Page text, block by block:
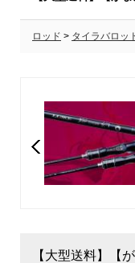
ロッド > タイラバロッ
【大型送料】【